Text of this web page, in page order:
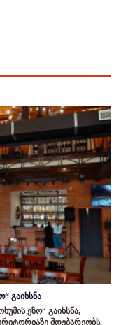
გაიხსნა
ეზო“ გაიხსნა,
მდებარეობს.